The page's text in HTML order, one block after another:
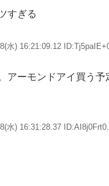
すぎる
水) 16:21:09.12
アーモンドアイ買う
水) 16:31:28.37